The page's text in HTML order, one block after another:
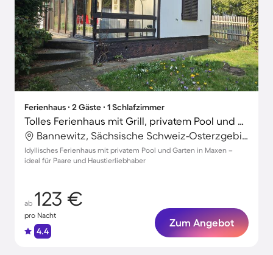
Ferienhaus ∙ 2 Gäste ∙ 1 Schlafzimmer
Tolles Ferienhaus mit Grill, privatem Pool und Garten | Gartenblick | Hunde erlaubt
Bannewitz, Sächsische Schweiz-Osterzgebirge, Deutschland
Idyllisches Ferienhaus mit privatem Pool und Garten in Maxen –
ideal für Paare und Haustierliebhaber
ab 123 €
pro Nacht
4.4
Zum Angebot